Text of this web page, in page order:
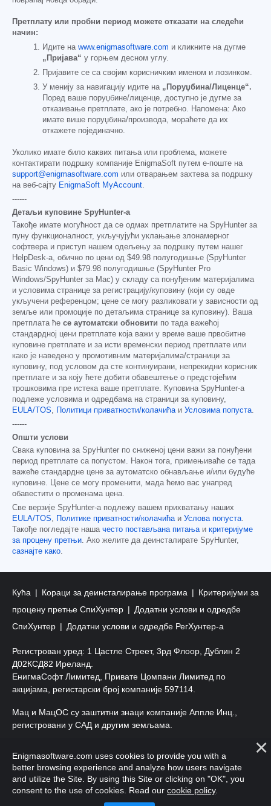
Претплату или пробни период можете отказати на следећи
начин:
Идите на www.enigmasoftware.com и кликните на дугме
„Пријава“ у горњем десном углу.
Пријавите се са својим корисничким именом и лозинком.
У менију за навигацију идите на „Поруџбина/Лиценце“.
Поред ваше поруџбине/лиценце, доступно је дугме за
отказивање претплате, ако је потребно. Напомена: Ако
имате више поруџбина/производа, мораћете да их
откажете појединачно.
Уколико имате било каквих питања или проблема, можете
контактирати подршку компаније EnigmaSoft путем е-поште на
support@enigmasoftware.com или отварањем захтева за подршку
на веб-сајту EnigmaSoft MyAccount.
------
Детаљи куповине SpyHunter-а
Такође имате могућност да се одмах претплатите на SpyHunter за
пуну функционалност, укључујући уклањање злонамерног
софтвера и приступ нашем одељењу за подршку путем нашег
HelpDesk-а, обично по цени од $49.98 полугодишње (SpyHunter
Basic Windows) и $79.98 полугодишње (SpyHunter Pro
Windows/SpyHunter за Mac) у складу са понуђеним материјалима
и условима странице за регистрацију/куповину (који су овде
укључени референцом; цене се могу разликовати у зависности од
земље или промоције по детаљима странице за куповину). Ваша
претплата ће се аутоматски обновити по тада важећој
стандардној цени претплате која важи у време ваше првобитне
куповине претплате и за исти временски период претплате или
како је наведено у промотивним материјалима/страници за
куповину, под условом да сте континуирани, непрекидни корисник
претплате и за коју ћете добити обавештење о предстојећим
трошковима пре истека ваше претплате. Куповина SpyHunter-а
подлеже условима и одредбама на страници за куповину,
EULA/TOS, Политици приватности/колачићаи Условима попуста.
------
Општи услови
Свака куповина за SpyHunter по сниженој цени важи за понуђени
период претплате са попустом. Након тога, примењиваће се тада
важеће стандардне цене за аутоматско обнављање и/или будуће
куповине. Цене се могу променити, мада ћемо вас унапред
обавестити о променама цена.
Све верзије SpyHunter-а подлежу вашем прихватању наших
EULA/TOS, Политике приватности/колачићаи Услова попуста.
Такође погледајте наша често постављана питањаи критеријуме
за процену претњи. Ако желите да деинсталирате SpyHunter,
сазнајте како.
Кућа Кораци за деинсталирање програма
Критеријуми за
процену претње СпиХунтер
Додатни услови и одредбе
СпиХунтер
Додатни услови и одредбе РегХунтер-а
Регистрован уред: 1 Цастле Стреет, 3рд Флоор, Дублин 2
Д02КСД82 Иреланд.
ЕнигмаСофт Лимитед, Привате Цомпани Лимитед по
акцијама, регистарски број компаније 597114.
Мац и МацОС су заштитни знаци компаније Аппле Инц.,
регистровани у САД и другим земљама.
задржана.
Enigmasoftware.com uses cookies to provide you with a
better browsing experience and analyze how users navigate
and utilize the Site. By using this Site or clicking on "OK", you
consent to the use of cookies. Read our cookie policy.